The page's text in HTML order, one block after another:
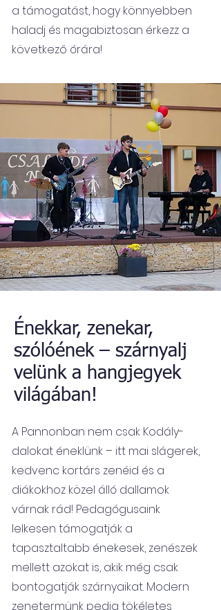
a támogatást, hogy könnyebben
haladj és magabiztosan érkezz a
következő órára!
Énekkar, zenekar,
szólóének – szárnyalj
velünk a hangjegyek
világában!
A Pannonban nem csak Kodály-
dalokat éneklünk – itt mai slágerek,
kedvenc kortárs zenéid és a
diákokhoz közel álló dallamok
várnak rád! Pedagógusaink
lelkesen támogatják a
tapasztaltabb énekesek, zenészek
mellett azokat is, akik még csak
bontogatják szárnyaikat. Modern
zenetermünk pedig tökéletes